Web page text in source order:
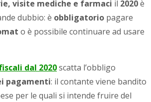
visite mediche e farmaci il 2020è
dubbio: è obbligatorio pagare
o è possibile continuare ad usare
dal 2020scatta l’obbligo
pagamenti: il contante viene bandito
per le quali si intende fruire del